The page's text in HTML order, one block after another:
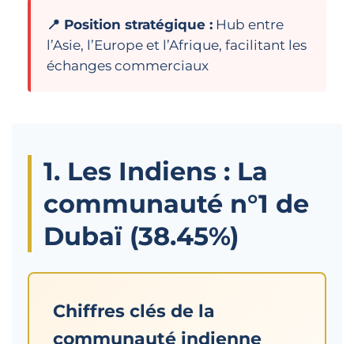
📍 Position stratégique : Hub entre
l’Asie, l’Europe et l’Afrique, facilitant les
échanges commerciaux
1. Les Indiens : La
communauté n°1 de
Dubaï (38.45%)
Chiffres clés de la
communauté indienne